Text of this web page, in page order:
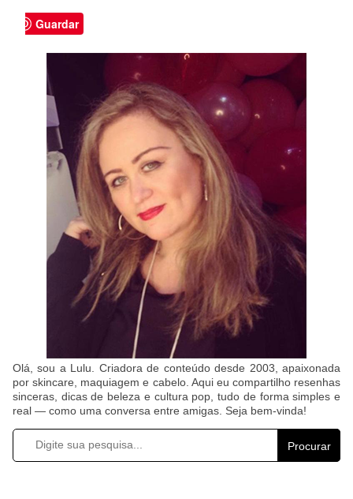
Guardar
Olá, sou a Lulu. Criadora de conteúdo desde 2003, apaixonada
por skincare, maquiagem e cabelo. Aqui eu compartilho resenhas
sinceras, dicas de beleza e cultura pop, tudo de forma simples e
real — como uma conversa entre amigas. Seja bem-vinda!
Procurar